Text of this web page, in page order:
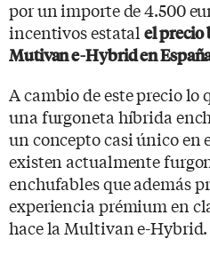
por un importe de 4.500
incentivos estatalel precio
Mutivan e-Hybrid en
A cambio de este precio lo
una furgoneta híbrida
un concepto casi único en
existen actualmente
enchufables que además
experiencia prémium en
hace la Multivan e-Hybrid.